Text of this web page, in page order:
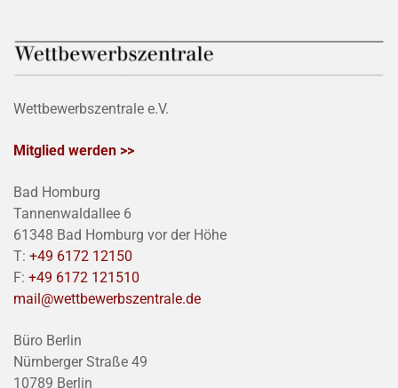
Wettbewerbszentrale e.V.
Mitglied werden >>
Bad Homburg
Tannenwaldallee 6
61348 Bad Homburg vor der Höhe
T: +49 6172 12150
F: +49 6172 121510
mail@wettbewerbszentrale.de
Büro Berlin
Nürnberger Straße 49
10789 Berlin